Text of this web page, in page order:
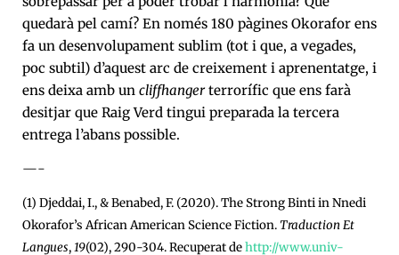
quedarà pel camí? En només 180 pàgines Okorafor ens
fa un desenvolupament sublim (tot i que, a vegades,
poc subtil) d’aquest arc de creixement i aprenentatge, i
ens deixa amb un cliffhangerterrorífic que ens farà
desitjar que Raig Verd tingui preparada la tercera
entrega l’abans possible.
—-
(1) Djeddai, I., & Benabed, F. (2020). The Strong Binti in Nnedi
Okorafor’s African American Science Fiction.Traduction Et
Langues,19(02), 290-304. Recuperat dehttp://www.univ-